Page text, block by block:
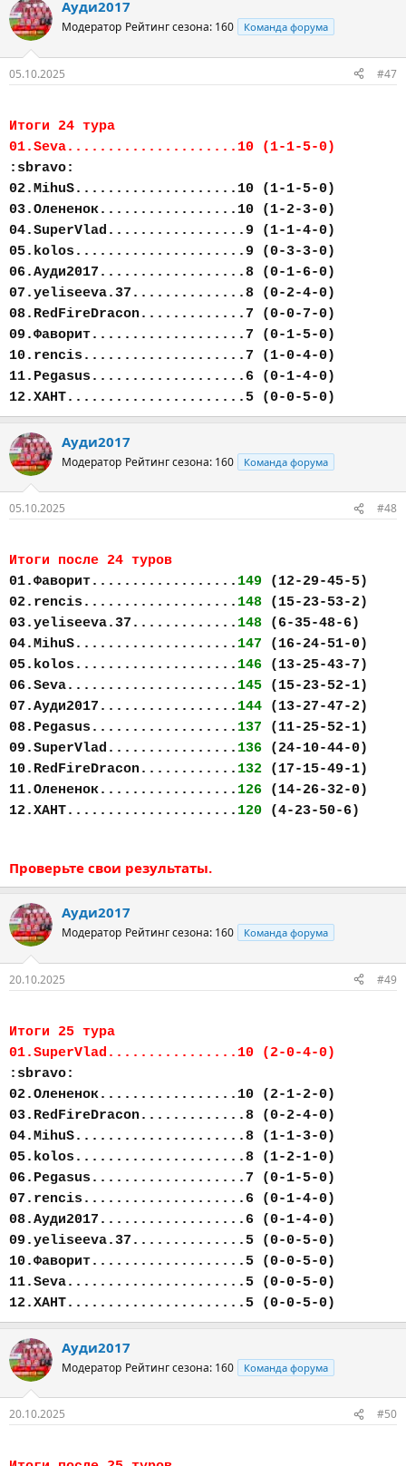
Ауди2017
Модератор Рейтинг сезона: 160 Команда форума
05.10.2025 #47
Итоги 24 тура
01.Seva.....................10 (1-1-5-0)
:sbravo:
02.MihuS....................10 (1-1-5-0)
03.Олененок.................10 (1-2-3-0)
04.SuperVlad.................9 (1-1-4-0)
05.kolos.....................9 (0-3-3-0)
06.Ауди2017..................8 (0-1-6-0)
07.yeliseeva.37..............8 (0-2-4-0)
08.RedFireDracon.............7 (0-0-7-0)
09.Фаворит...................7 (0-1-5-0)
10.rencis....................7 (1-0-4-0)
11.Pegasus...................6 (0-1-4-0)
12.ХАНТ......................5 (0-0-5-0)
Ауди2017
Модератор Рейтинг сезона: 160 Команда форума
05.10.2025 #48
Итоги после 24 туров
01.Фаворит.................. 149 (12-29-45-5)
02.rencis................... 148 (15-23-53-2)
03.yeliseeva.37............. 148 (6-35-48-6)
04.MihuS.................... 147 (16-24-51-0)
05.kolos.................... 146 (13-25-43-7)
06.Seva..................... 145 (15-23-52-1)
07.Ауди2017................. 144 (13-27-47-2)
08.Pegasus.................. 137 (11-25-52-1)
09.SuperVlad................ 136 (24-10-44-0)
10.RedFireDracon............ 132 (17-15-49-1)
11.Олененок................. 126 (14-26-32-0)
12.ХАНТ..................... 120 (4-23-50-6)
Проверьте свои результаты.
Ауди2017
Модератор Рейтинг сезона: 160 Команда форума
20.10.2025 #49
Итоги 25 тура
01.SuperVlad................10 (2-0-4-0)
:sbravo:
02.Олененок.................10 (2-1-2-0)
03.RedFireDracon.............8 (0-2-4-0)
04.MihuS.....................8 (1-1-3-0)
05.kolos.....................8 (1-2-1-0)
06.Pegasus...................7 (0-1-5-0)
07.rencis....................6 (0-1-4-0)
08.Ауди2017..................6 (0-1-4-0)
09.yeliseeva.37..............5 (0-0-5-0)
10.Фаворит...................5 (0-0-5-0)
11.Seva......................5 (0-0-5-0)
12.ХАНТ......................5 (0-0-5-0)
Ауди2017
Модератор Рейтинг сезона: 160 Команда форума
20.10.2025 #50